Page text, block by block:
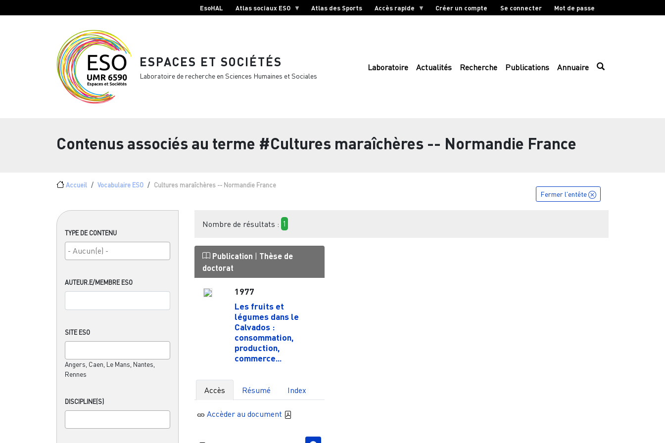
EsoHAL Atlas sociaux ESO Atlas des Sports Accès rapide Créer un compte Se connecter Mot de passe
ESPACES ET SOCIÉTÉS
Laboratoire de recherche en Sciences Humaines et Sociales
Laboratoire Actualités Recherche Publications Annuaire
Contenus associés au terme #Cultures maraîchères -- Normandie France
Fil d'Ariane
Accueil Vocabulaire ESO Cultures maraîchères -- Normandie France
TYPE DE CONTENU
AUTEUR.E/MEMBRE ESO
SITE ESO
Angers, Caen, Le Mans, Nantes,
Rennes
DISCIPLINE(S)
Fermer l'entête
Nombre de résultats : 1
Publication | Thèse de
doctorat
1977
Les fruits et
légumes dans le
Calvados :
consommation,
production,
commerce...
Accès Résumé Index
Accèder au document